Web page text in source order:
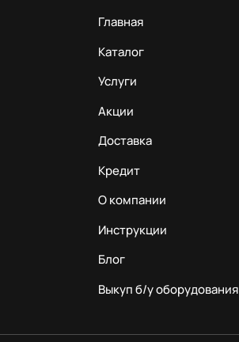
Главная
Каталог
Услуги
Акции
Доставка
Кредит
О компании
Инструкции
Блог
Выкуп б/у оборудования